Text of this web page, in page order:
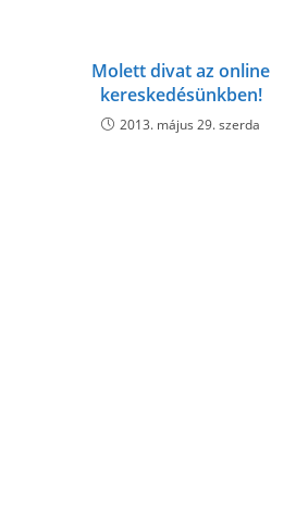
Molett divat az online
kereskedésünkben!
2013. május 29. szerda